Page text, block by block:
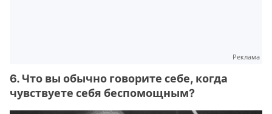
Реклама
6. Что вы обычно говорите себе, когда
чувствуете себя беспомощным?